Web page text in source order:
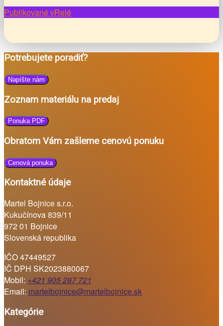
Publikované vRelé
Potrebujete poradiť?
Napíšte nám
Zoznam materiálu na predaj
Ponuka PDF
Obratom Vám zašleme cenovú ponuku
Cenová ponuka
Kontaktné údaje
Martel Bojnice s.r.o.
Kukučínova 839/11
972 01 Bojnice
Slovenská republika
IČO 47449527
IČ DPH SK2023880067
Mobil: +421 905 287 721
Email: martelbojnice@martelbojnice.sk
Kategórie